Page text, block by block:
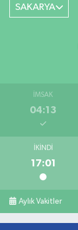
SAKARYA
İMSAK
04:13
İKINDI
17:01
Aylık Vakitler